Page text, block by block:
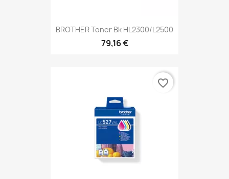
BROTHER Toner Bk HL2300/L2500
79,16 €
favorite_border